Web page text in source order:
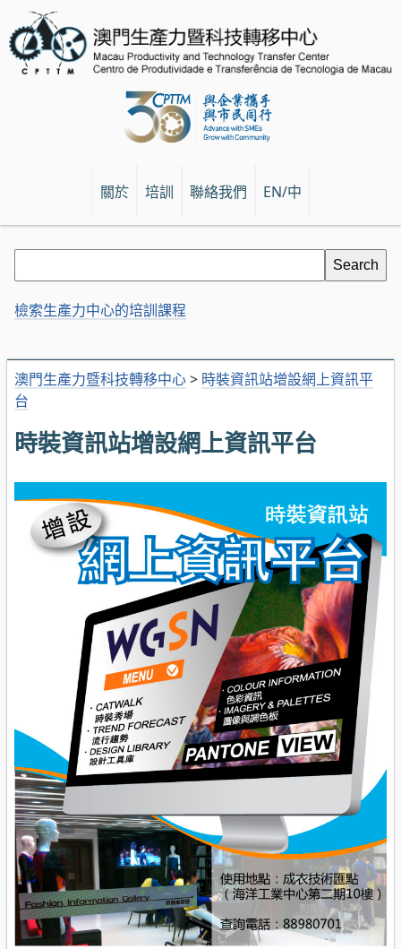
關於 培訓 聯絡我們 EN/中
澳門生產力暨科技轉移中心> 時裝資訊站增設網上資訊平
台
時裝資訊站增設網上資訊平台
檢索生產力中心的培訓課程